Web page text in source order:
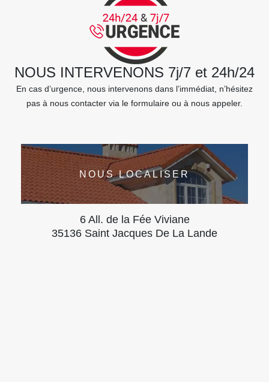
NOUS INTERVENONS 7j/7 et 24h/24
En cas d’urgence, nous intervenons dans l’immédiat, n’hésitez
pas à nous contacter via le formulaire ou à nous appeler.
NOUS LOCALISER
6 All. de la Fée Viviane
35136 Saint Jacques De La Lande